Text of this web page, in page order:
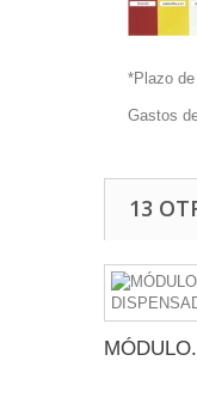
*Plazo
Gastos
13